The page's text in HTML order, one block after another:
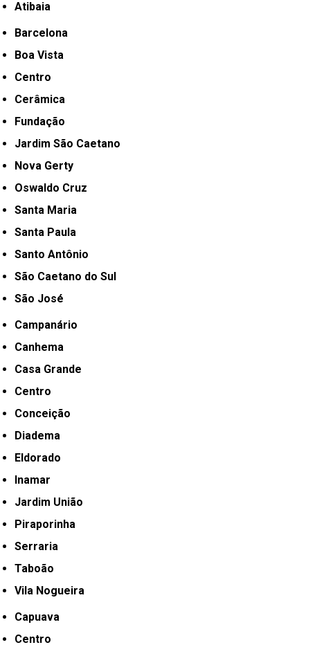
Atibaia
Barcelona
Boa Vista
Centro
Cerâmica
Fundação
Jardim São Caetano
Nova Gerty
Oswaldo Cruz
Santa Maria
Santa Paula
Santo Antônio
São Caetano do Sul
São José
Campanário
Canhema
Casa Grande
Centro
Conceição
Diadema
Eldorado
Inamar
Jardim União
Piraporinha
Serraria
Taboão
Vila Nogueira
Capuava
Centro